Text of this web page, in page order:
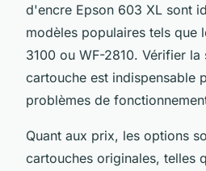
d'encre Epson 603 XL sont
modèles populaires tels que
3100 ou WF-2810. Vérifier
cartouche est indispensable
problèmes de
Quant aux prix, les options
cartouches originales, telles